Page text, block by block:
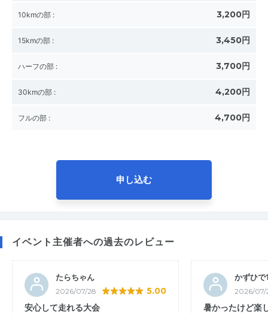
10kmの部 : 3,200円
15kmの部 : 3,450円
ハーフの部 : 3,700円
30kmの部 : 4,200円
フルの部 : 4,700円
申し込む
イベント主催者への過去のレビュー
たらちゃん
2026/07/28 5.00
安心して走れる大会
かずひで
2026/07/
暑かったけど楽